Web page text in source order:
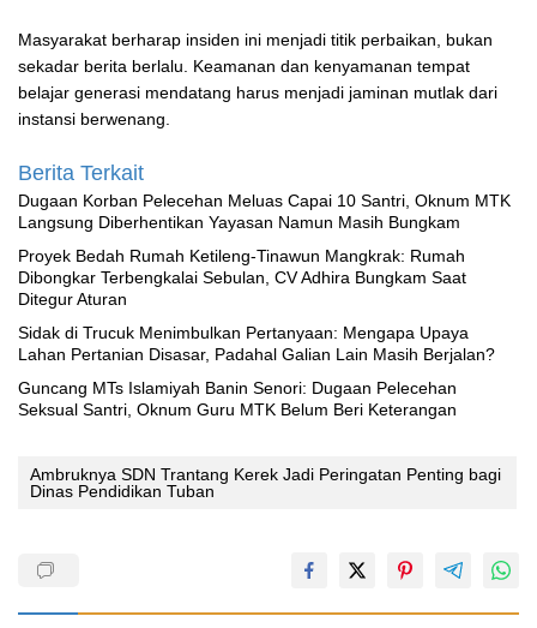
Masyarakat berharap insiden ini menjadi titik perbaikan, bukan
sekadar berita berlalu. Keamanan dan kenyamanan tempat
belajar generasi mendatang harus menjadi jaminan mutlak dari
instansi berwenang.
Berita Terkait
‎Dugaan Korban Pelecehan Meluas Capai 10 Santri, Oknum MTK
Langsung Diberhentikan Yayasan Namun Masih Bungkam
Proyek Bedah Rumah Ketileng-Tinawun Mangkrak: Rumah
Dibongkar Terbengkalai Sebulan, CV Adhira Bungkam Saat
Ditegur Aturan
‎Sidak di Trucuk Menimbulkan Pertanyaan: Mengapa Upaya
Lahan Pertanian Disasar, Padahal Galian Lain Masih Berjalan?
Guncang MTs Islamiyah Banin Senori: Dugaan Pelecehan
Seksual Santri, Oknum Guru MTK Belum Beri Keterangan
‎Ambruknya SDN Trantang Kerek Jadi Peringatan Penting bagi
Dinas Pendidikan Tuban